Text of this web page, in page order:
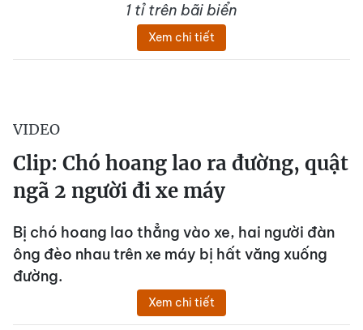
1 tỉ trên bãi biển
Xem chi tiết
VIDEO
Clip: Chó hoang lao ra đường, quật
ngã 2 người đi xe máy
Bị chó hoang lao thẳng vào xe, hai người đàn
ông đèo nhau trên xe máy bị hất văng xuống
đường.
Xem chi tiết